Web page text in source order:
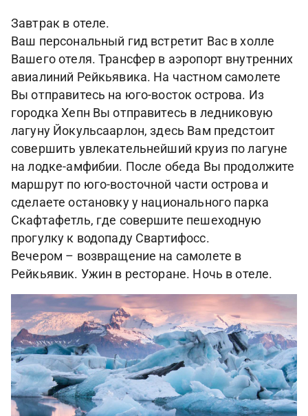
Завтрак в отеле.
Ваш персональный гид встретит Вас в холле
Вашего отеля. Трансфер в аэропорт внутренних
авиалиний Рейкьявика. На частном самолете
Вы отправитесь на юго-восток острова. Из
городка Хепн Вы отправитесь в ледниковую
лагуну Йокульсаарлон, здесь Вам предстоит
совершить увлекательнейший круиз по лагуне
на лодке-амфибии. После обеда Вы продолжите
маршрут по юго-восточной части острова и
сделаете остановку у национального парка
Скафтафетль, где совершите пешеходную
прогулку к водопаду Свартифосс.
Вечером – возвращение на самолете в
Рейкьявик. Ужин в ресторане. Ночь в отеле.